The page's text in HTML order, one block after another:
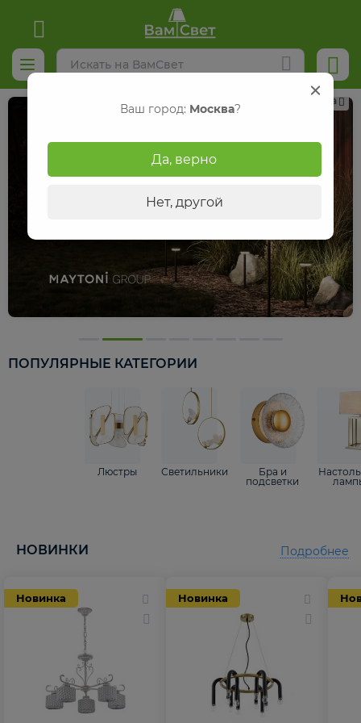
Реклама
ПОПУЛЯРНЫЕ КАТЕГОРИИ
Люстры Светильники
Бра и
подсветки
НОВИНКИ
Новинка Новинка
Подробнее
Ваш город: Москва?
Да, верно
Нет, другой